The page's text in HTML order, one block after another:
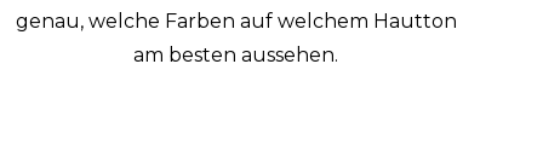
genau, welche Farben auf welchem Hautton
am besten aussehen.